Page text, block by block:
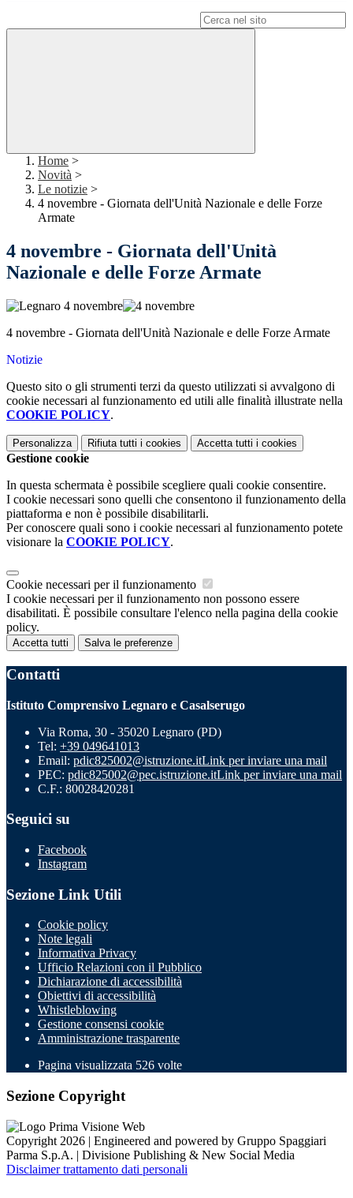
Home >
Novità >
Le notizie >
4 novembre - Giornata dell'Unità Nazionale e delle Forze
Armate
4 novembre - Giornata dell'Unità
Nazionale e delle Forze Armate
4 novembre - Giornata dell'Unità Nazionale e delle Forze Armate
Notizie
Questo sito o gli strumenti terzi da questo utilizzati si avvalgono di
cookie necessari al funzionamento ed utili alle finalità illustrate nella
COOKIE POLICY.
Personalizza Rifiuta tutti i cookies Accetta tutti i cookies
Gestione cookie
In questa schermata è possibile scegliere quali cookie consentire.
I cookie necessari sono quelli che consentono il funzionamento della
piattaforma e non è possibile disabilitarli.
Per conoscere quali sono i cookie necessari al funzionamento potete
visionare la COOKIE POLICY.
Cookie necessari per il funzionamento
I cookie necessari per il funzionamento non possono essere
disabilitati. È possibile consultare l'elenco nella pagina della cookie
policy.
Accetta tutti Salva le preferenze
Contatti
Istituto Comprensivo Legnaro e Casalserugo
Via Roma, 30 - 35020 Legnaro (PD)
Tel: +39 049641013
Email: pdic825002@istruzione.itLink per inviare una mail
PEC: pdic825002@pec.istruzione.itLink per inviare una mail
C.F.: 80028420281
Seguici su
Facebook
Instagram
Sezione Link Utili
Cookie policy
Note legali
Informativa Privacy
Ufficio Relazioni con il Pubblico
Dichiarazione di accessibilità
Obiettivi di accessibilità
Whistleblowing
Gestione consensi cookie
Amministrazione trasparente
Pagina visualizzata 526 volte
Sezione Copyright
Copyright 2026 | Engineered and powered by Gruppo Spaggiari
Parma S.p.A. | Divisione Publishing & New Social Media
Disclaimer trattamento dati personali